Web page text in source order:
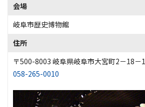
会場
岐阜市歴史博物館
住所
〒500-8003 岐阜県岐阜市大宮町2－18－1
058-265-0010